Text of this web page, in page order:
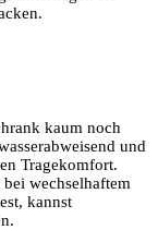
kaum noch
und
Tragekomfort.
wechselhaftem
kannst